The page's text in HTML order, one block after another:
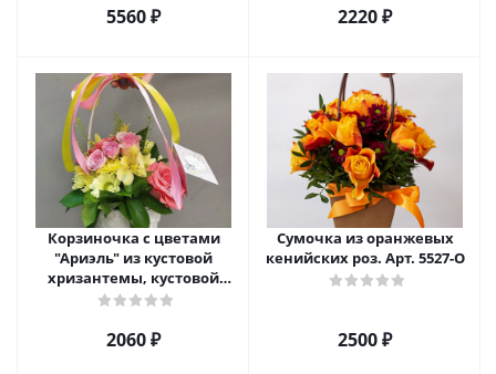
5560 ₽ 2220 ₽
Корзиночка с цветами
"Ариэль" из кустовой
хризантемы, кустовой
розы и альстромерии арт.
2060 ₽
Сумочка из оранжевых
кенийских роз. Арт. 5527-О
2500 ₽